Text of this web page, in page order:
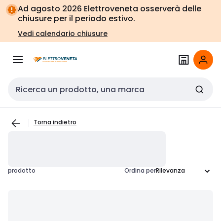
Vai alla
navigazione
Vai
alla
pagina
Ad agosto 2026 Elettroveneta osserverà delle
chiusure per il periodo estivo.
Vedi calendario chiusure
Cerca input
Torna indietro
prodotto Ordina per